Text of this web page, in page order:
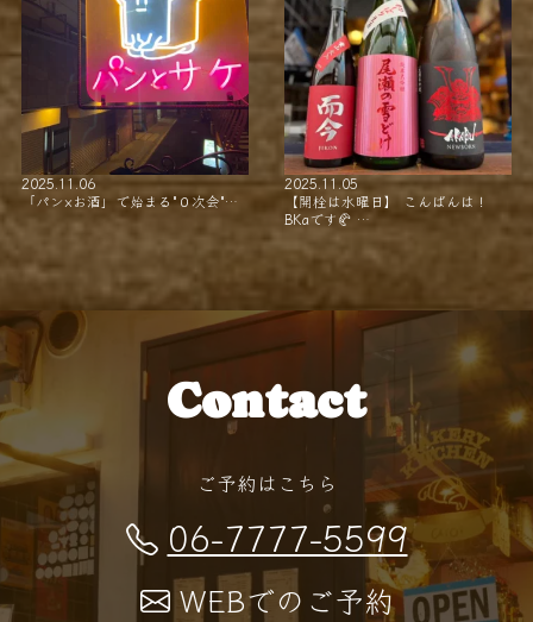
2025.11.06
「パン×お酒」で始まる"０次会"…
2025.11.05
【開栓は水曜日】 こんばんは！
BKaです🥐 …
Contact
ご予約はこちら
06-7777-5599
WEBでのご予約